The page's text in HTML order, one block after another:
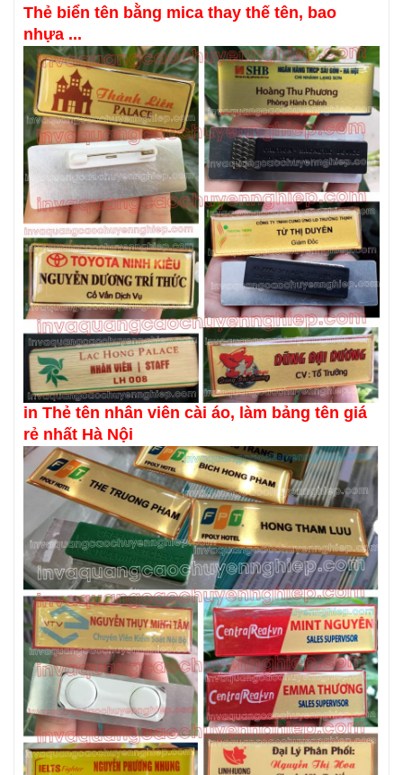
Thẻ biển tên bằng mica thay thế tên, bao
nhựa ...
in Thẻ tên nhân viên cài áo, làm bảng tên giá
rẻ nhất Hà Nội